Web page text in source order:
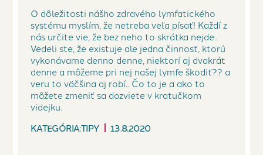
O dôležitosti nášho zdravého lymfatického
systému myslím, že netreba veľa písať! Každí z
nás určite vie, že bez neho to skrátka nejde..
Vedeli ste, že existuje ale jedna činnosť, ktorú
vykonávame denno denne, niektorí aj dvakrát
denne a môžeme pri nej našej lymfe škodiť?? a
veru to väčšina aj robí.. Čo to je a ako to
môžete zmeniť sa dozviete v kratučkom
videjku.
KATEGÓRIA:TIPY 13.8.2020